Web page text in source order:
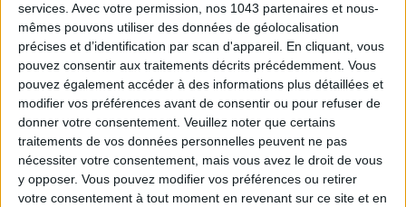
services. Avec votre permission, nos 1043 partenaires et nous-
mêmes pouvons utiliser des données de géolocalisation
précises et d’identification par scan d'appareil. En cliquant, vous
pouvez consentir aux traitements décrits précédemment. Vous
pouvez également accéder à des informations plus détaillées et
modifier vos préférences avant de consentir ou pour refuser de
donner votre consentement. Veuillez noter que certains
traitements de vos données personnelles peuvent ne pas
nécessiter votre consentement, mais vous avez le droit de vous
y opposer. Vous pouvez modifier vos préférences ou retirer
votre consentement à tout moment en revenant sur ce site et en
TOUT CE QUE VOUS DEVEZ FAIRE À PARIS EN AOÛT